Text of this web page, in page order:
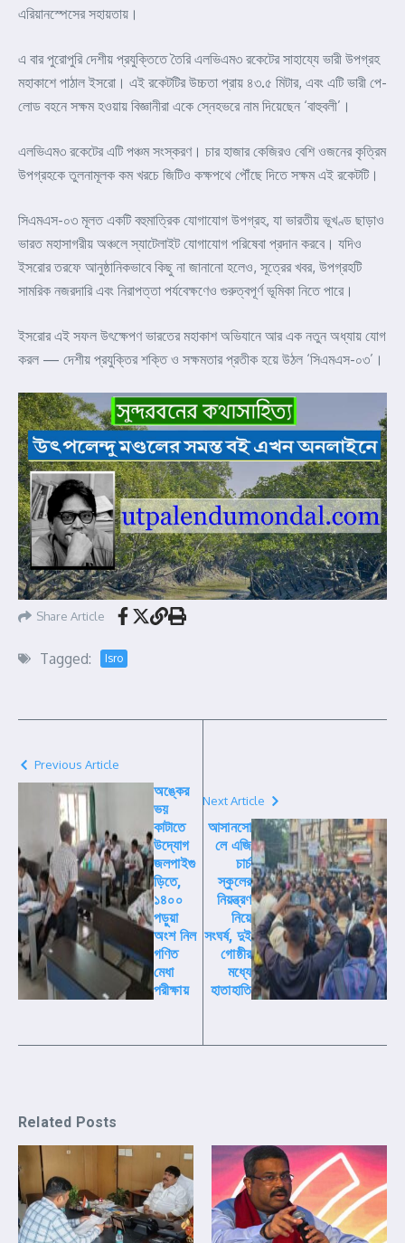
এরিয়ানস্পেসের সহায়তায়।
এ বার পুরোপুরি দেশীয় প্রযুক্তিতে তৈরি এলভিএম৩ রকেটের সাহায্যে ভারী উপগ্রহ
মহাকাশে পাঠাল ইসরো। এই রকেটটির উচ্চতা প্রায় ৪৩.৫ মিটার, এবং এটি ভারী পে-
লোড বহনে সক্ষম হওয়ায় বিজ্ঞানীরা একে স্নেহভরে নাম দিয়েছেন ‘বাহুবলী’।
এলভিএম৩ রকেটের এটি পঞ্চম সংস্করণ। চার হাজার কেজিরও বেশি ওজনের কৃত্রিম
উপগ্রহকে তুলনামূলক কম খরচে জিটিও কক্ষপথে পৌঁছে দিতে সক্ষম এই রকেটটি।
সিএমএস-০৩ মূলত একটি বহুমাত্রিক যোগাযোগ উপগ্রহ, যা ভারতীয় ভূখণ্ড ছাড়াও
ভারত মহাসাগরীয় অঞ্চলে স্যাটেলাইট যোগাযোগ পরিষেবা প্রদান করবে। যদিও
ইসরোর তরফে আনুষ্ঠানিকভাবে কিছু না জানানো হলেও, সূত্রের খবর, উপগ্রহটি
সামরিক নজরদারি এবং নিরাপত্তা পর্যবেক্ষণেও গুরুত্বপূর্ণ ভূমিকা নিতে পারে।
ইসরোর এই সফল উৎক্ষেপণ ভারতের মহাকাশ অভিযানে আর এক নতুন অধ্যায় যোগ
করল — দেশীয় প্রযুক্তির শক্তি ও সক্ষমতার প্রতীক হয়ে উঠল ‘সিএমএস-০৩’।
Share Article
Tagged: Isro
Previous Article
অঙ্কের
ভয়
কাটাতে
উদ্যোগ
জলপাইগু
ড়িতে,
১৪০০
পড়ুয়া
অংশ নিল
গণিত
মেধা
পরীক্ষায়
Next Article
আসানসো
লে এজি
চার্চ
স্কুলের
নিয়ন্ত্রণ
নিয়ে
সংঘর্ষ, দুই
গোষ্ঠীর
মধ্যে
হাতাহাতি
Related Posts